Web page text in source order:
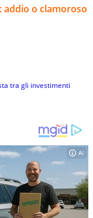
addio o clamoroso
tra gli investimenti